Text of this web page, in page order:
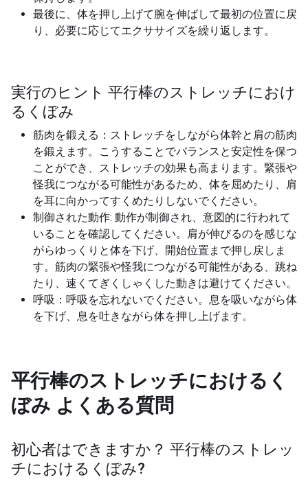
最後に、体を押し上げて腕を伸ばして最初の位置に戻
り、必要に応じてエクササイズを繰り返します。
実行のヒント 平行棒のストレッチにおけ
るくぼみ
筋肉を鍛える：ストレッチをしながら体幹と肩の筋肉
を鍛えます。こうすることでバランスと安定性を保つ
ことができ、ストレッチの効果も高まります。緊張や
怪我につながる可能性があるため、体を屈めたり、肩
を耳に向かってすくめたりしないでください。
制御された動作: 動作が制御され、意図的に行われて
いることを確認してください。肩が伸びるのを感じな
がらゆっくりと体を下げ、開始位置まで押し戻しま
す。筋肉の緊張や怪我につながる可能性がある、跳ね
たり、速くてぎくしゃくした動きは避けてください。
呼吸：呼吸を忘れないでください。息を吸いながら体
を下げ、息を吐きながら体を押し上げます。
平行棒のストレッチにおけるく
ぼみ よくある質問
初心者はできますか？ 平行棒のストレッ
チにおけるくぼみ?